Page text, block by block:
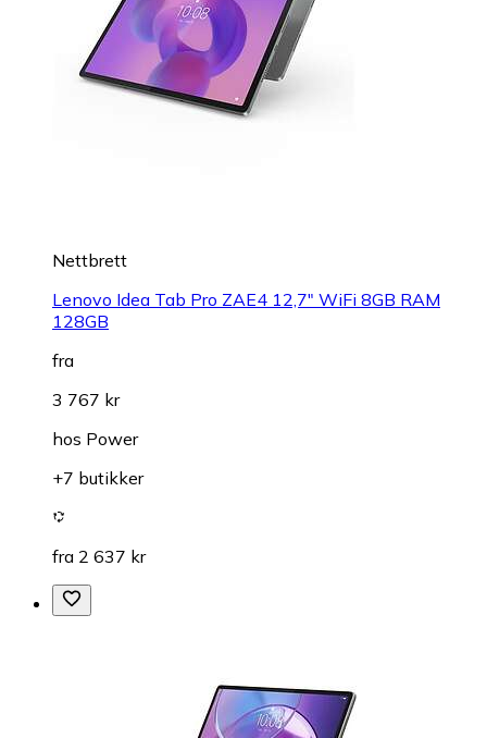
Nettbrett
Lenovo Idea Tab Pro ZAE4 12,7" WiFi 8GB RAM
128GB
fra
3 767 kr
hos Power
+7 butikker
fra 2 637 kr